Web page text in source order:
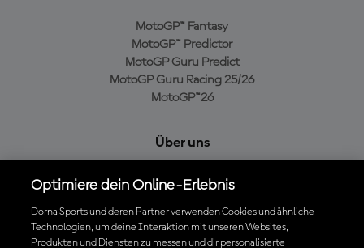
MotoGP™ Fantasy
MotoGP™ Predictor
MotoGP Guru Predict
MotoGP Guru Racing 25/26
MotoGP™26
Über uns
Cookie-Richtlinien
Geschäftsbedingungen
Datenschutzrichtlinien
Optimiere dein Online-Erlebnis
Dorna Sports und deren Partner verwenden Cookies und ähnliche
Technologien, um deine Interaktion mit unseren Websites,
Produkten und Diensten zu messen und dir personalisierte